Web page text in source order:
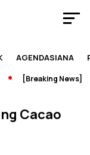
AGENDASIANA
[Breaking News]
Cacao